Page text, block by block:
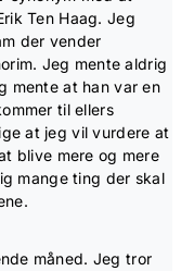
Ten Haag. Jeg
der vender
Jeg mente aldrig
mente at han var en
til ellers
at jeg vil vurdere at
blive mere og mere
mange ting der skal
måned. Jeg tror